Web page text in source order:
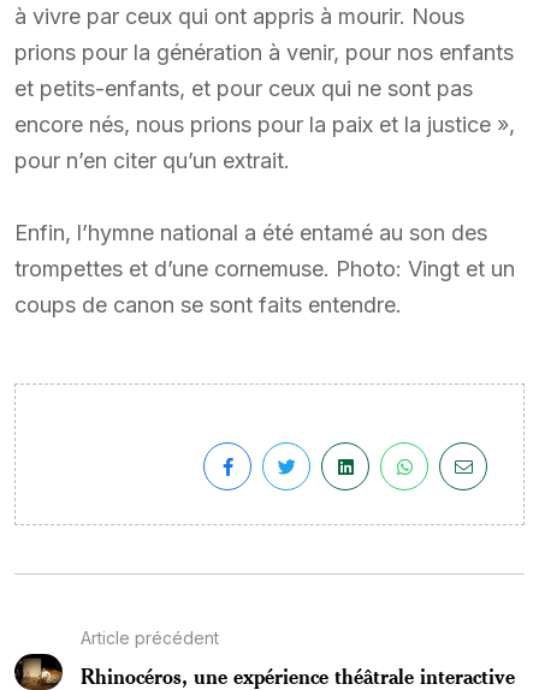
à vivre par ceux qui ont appris à mourir. Nous
prions pour la génération à venir, pour nos enfants
et petits-enfants, et pour ceux qui ne sont pas
encore nés, nous prions pour la paix et la justice »,
pour n’en citer qu’un extrait.
Enfin, l’hymne national a été entamé au son des
trompettes et d’une cornemuse. Photo: Vingt et un
coups de canon se sont faits entendre.
Article précédent
Rhinocéros, une expérience théâtrale interactive